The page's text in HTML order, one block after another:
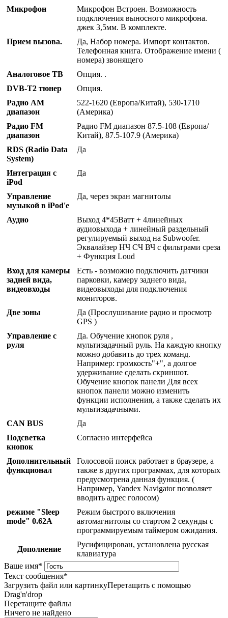
Микрофон
Микрофон Встроен. Возможность
подключения выносного микрофона.
джек 3,5мм. В комплекте.
Прием вызова.
Да, Набор номера. Импорт контактов.
Телефонная книга. Отображение имени (
номера) звонящего
Аналоговое ТВ
Опция. .
DVB-T2 тюнер
Опция.
Радио AM
диапазон
522-1620 (Европа/Китай), 530-1710
(Америка)
Радио FM
диапазон
Радио FM диапазон 87.5-108 (Европа/
Китай), 87.5-107.9 (Америка)
RDS (Radio Data
System)
Да
Интеграция с
iPod
Да
Управление
музыкой в iPod'е
Да, через экран магнитолы
Аудио
Выход 4*45Ватт + 4линейных
аудиовыхода + линейный раздельный
регулируемый выход на Subwoofer.
Эквалайзер НЧ СЧ ВЧ с фильтрами среза
+ Функция Loud
Вход для камеры
задней вида,
видеовходы
Есть - возможно подключить датчики
парковки, камеру заднего вида,
видеовыходы для подключения
мониторов.
Две зоны
Да (Прослушивание радио и просмотр
GPS )
Управление с
руля
Да. Обучение кнопок руля ,
мультизадачный руль. На каждую кнопку
можно добавить до трех команд.
Например: громкость"+", а долгое
удерживание сделать скриншот.
Обучение кнопок панели Для всех
кнопок панели можно изменить
функции исполнения, а также сделать их
мультизадачными.
CAN BUS
Да
Подсветка
кнопок
Согласно интерфейса
Дополнительный
функционал
Голосовой поиск работает в браузере, а
также в других программах, для которых
предусмотрена данная функция. (
Например, Yandex Navigator позволяет
вводить адрес голосом)
режиме "Sleep
mode" 0.62A
Режим быстрого включения
автомагнитолы со стартом 2 секунды с
программируемым таймером ожидания.
Дополнение
Русифицирован, установлена русская
клавиатура
Ваше имя*
Текст сообщения*
Загрузить файл или картинкуПеретащить с помощью
Drag'n'drop
Перетащите файлы
Ничего не найдено